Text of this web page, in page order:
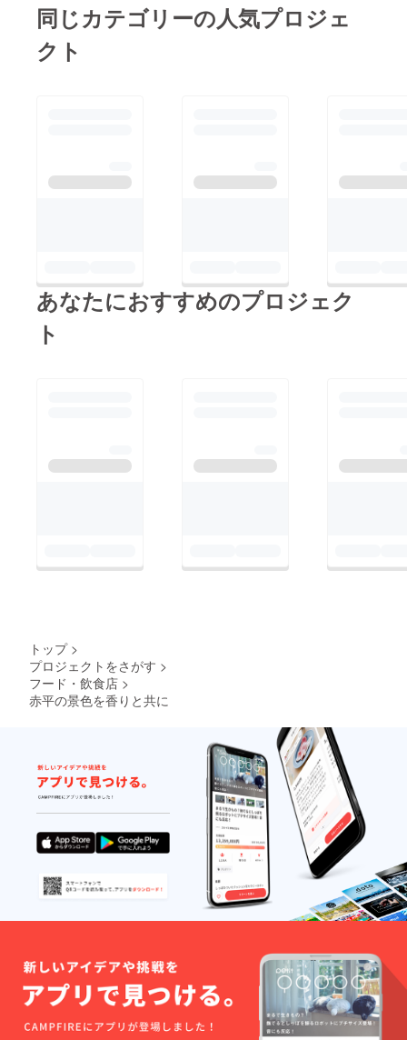
同じカテゴリーの人気プロジェ
クト
あなたにおすすめのプロジェク
ト
トップ >
プロジェクトをさがす >
フード・飲食店 >
赤平の景色を香りと共に